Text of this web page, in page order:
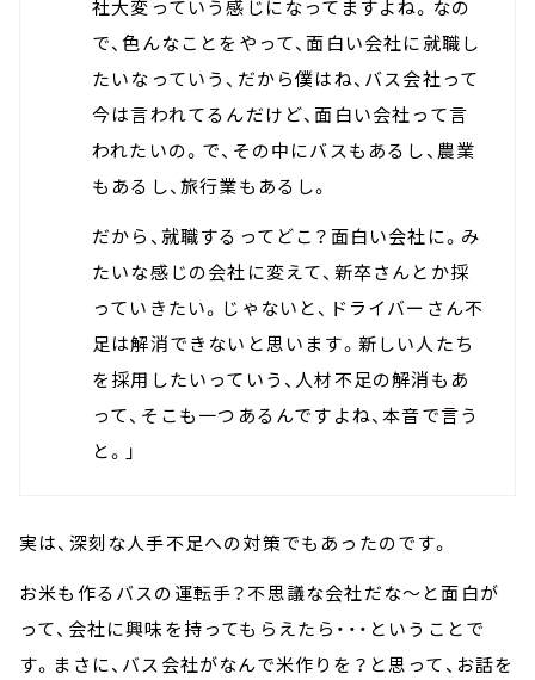
社大変っていう感じになってますよね。なの
で、色んなことをやって、面白い会社に就職し
たいなっていう、だから僕はね、バス会社って
今は言われてるんだけど、面白い会社って言
われたいの。で、その中にバスもあるし、農業
もあるし、旅行業もあるし。
だから、就職するってどこ？面白い会社に。み
たいな感じの会社に変えて、新卒さんとか採
っていきたい。じゃないと、ドライバーさん不
足は解消できないと思います。新しい人たち
を採用したいっていう、人材不足の解消もあ
って、そこも一つあるんですよね、本音で言う
と。」
実は、深刻な人手不足への対策でもあったのです。
お米も作るバスの運転手？不思議な会社だな～と面白が
って、会社に興味を持ってもらえたら・・・ということで
す。まさに、バス会社がなんで米作りを？と思って、お話を